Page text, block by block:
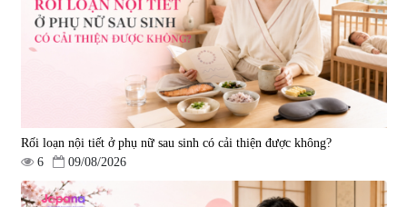
543.205
690.000 đ
Liver Ex 120 viên - Date
07/2027
|0
1.390.000 đ
Rối loạn nội tiết ở phụ nữ sau sinh có cải thiện được không?
6
09/08/2026